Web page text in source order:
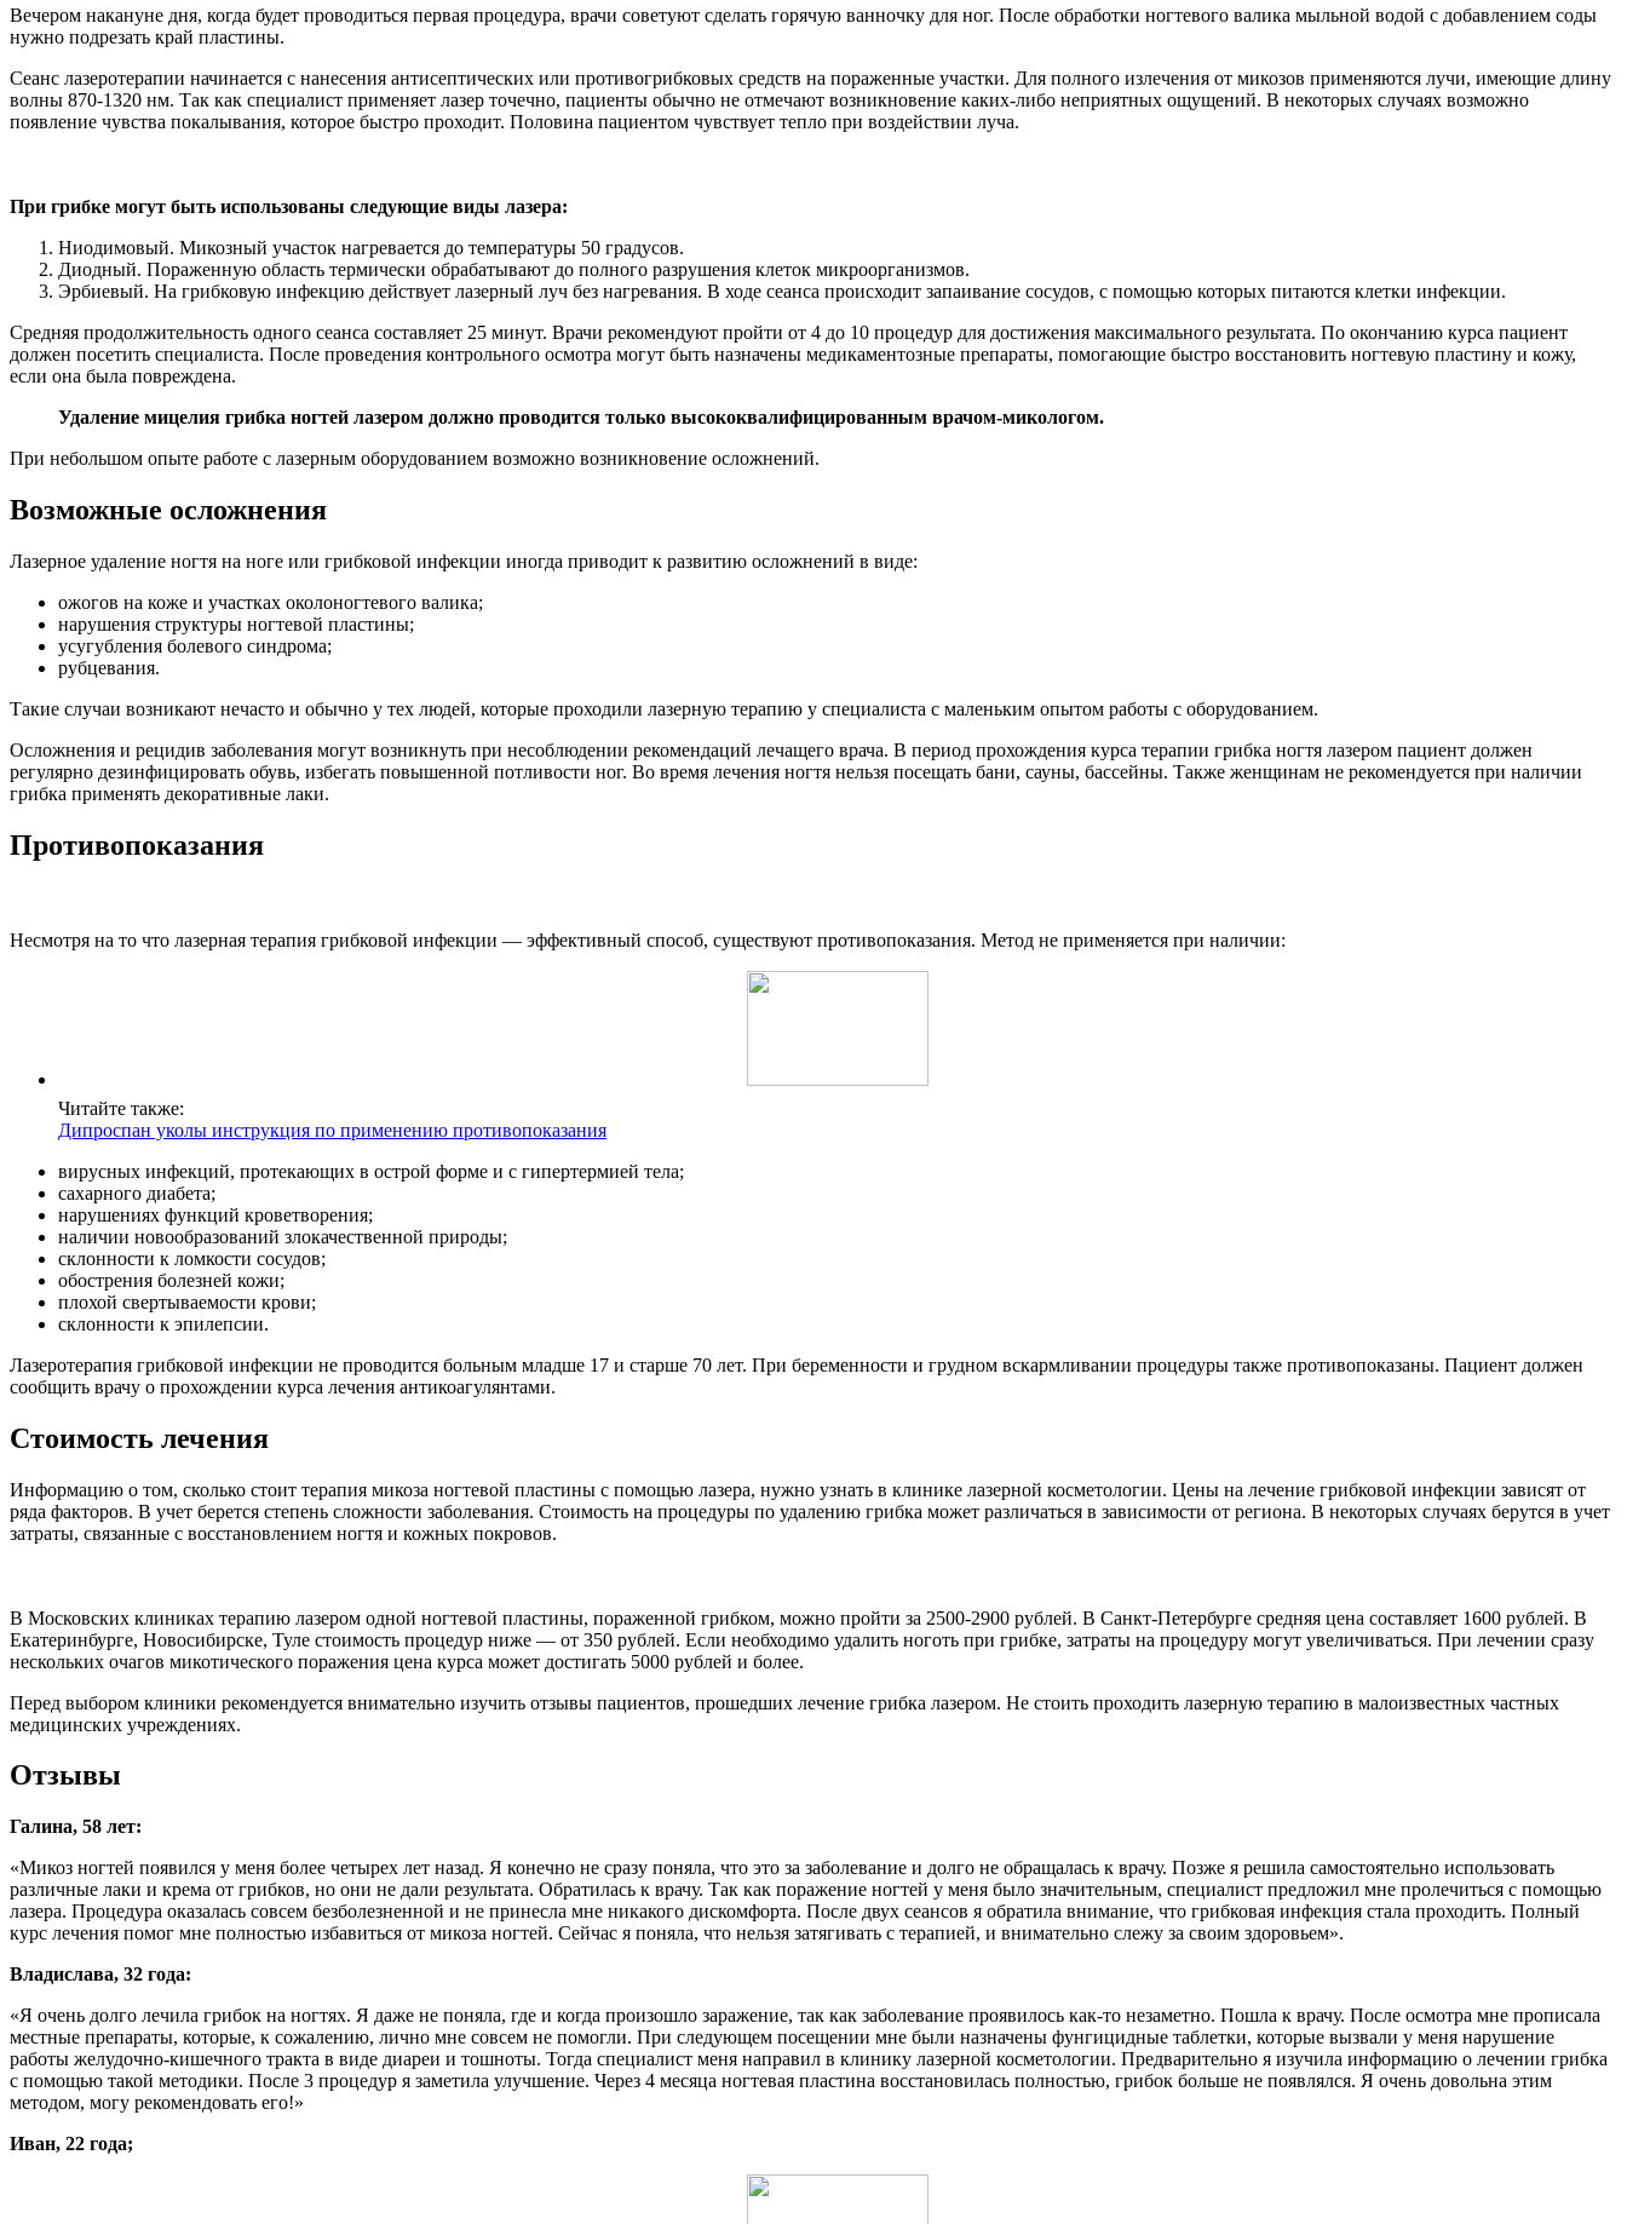
Вечером накануне дня, когда будет проводиться первая процедура, врачи советуют сделать горячую ванночку для ног. После обработки ногтевого валика мыльной водой с добавлением соды
нужно подрезать край пластины.
Сеанс лазеротерапии начинается с нанесения антисептических или противогрибковых средств на пораженные участки. Для полного излечения от микозов применяются лучи, имеющие длину
волны 870-1320 нм. Так как специалист применяет лазер точечно, пациенты обычно не отмечают возникновение каких-либо неприятных ощущений. В некоторых случаях возможно
появление чувства покалывания, которое быстро проходит. Половина пациентом чувствует тепло при воздействии луча.
При грибке могут быть использованы следующие виды лазера:
Ниодимовый. Микозный участок нагревается до температуры 50 градусов.
Диодный. Пораженную область термически обрабатывают до полного разрушения клеток микроорганизмов.
Эрбиевый. На грибковую инфекцию действует лазерный луч без нагревания. В ходе сеанса происходит запаивание сосудов, с помощью которых питаются клетки инфекции.
Средняя продолжительность одного сеанса составляет 25 минут. Врачи рекомендуют пройти от 4 до 10 процедур для достижения максимального результата. По окончанию курса пациент
должен посетить специалиста. После проведения контрольного осмотра могут быть назначены медикаментозные препараты, помогающие быстро восстановить ногтевую пластину и кожу,
если она была повреждена.
Удаление мицелия грибка ногтей лазером должно проводится только высококвалифицированным врачом-микологом.
При небольшом опыте работе с лазерным оборудованием возможно возникновение осложнений.
Возможные осложнения
Лазерное удаление ногтя на ноге или грибковой инфекции иногда приводит к развитию осложнений в виде:
ожогов на коже и участках околоногтевого валика;
нарушения структуры ногтевой пластины;
усугубления болевого синдрома;
рубцевания.
Такие случаи возникают нечасто и обычно у тех людей, которые проходили лазерную терапию у специалиста с маленьким опытом работы с оборудованием.
Осложнения и рецидив заболевания могут возникнуть при несоблюдении рекомендаций лечащего врача. В период прохождения курса терапии грибка ногтя лазером пациент должен
регулярно дезинфицировать обувь, избегать повышенной потливости ног. Во время лечения ногтя нельзя посещать бани, сауны, бассейны. Также женщинам не рекомендуется при наличии
грибка применять декоративные лаки.
Противопоказания
Несмотря на то что лазерная терапия грибковой инфекции — эффективный способ, существуют противопоказания. Метод не применяется при наличии:
Читайте также:
Дипроспан уколы инструкция по применению противопоказания
вирусных инфекций, протекающих в острой форме и с гипертермией тела;
сахарного диабета;
нарушениях функций кроветворения;
наличии новообразований злокачественной природы;
склонности к ломкости сосудов;
обострения болезней кожи;
плохой свертываемости крови;
склонности к эпилепсии.
Лазеротерапия грибковой инфекции не проводится больным младше 17 и старше 70 лет. При беременности и грудном вскармливании процедуры также противопоказаны. Пациент должен
сообщить врачу о прохождении курса лечения антикоагулянтами.
Стоимость лечения
Информацию о том, сколько стоит терапия микоза ногтевой пластины с помощью лазера, нужно узнать в клинике лазерной косметологии. Цены на лечение грибковой инфекции зависят от
ряда факторов. В учет берется степень сложности заболевания. Стоимость на процедуры по удалению грибка может различаться в зависимости от региона. В некоторых случаях берутся в учет
затраты, связанные с восстановлением ногтя и кожных покровов.
В Московских клиниках терапию лазером одной ногтевой пластины, пораженной грибком, можно пройти за 2500-2900 рублей. В Санкт-Петербурге средняя цена составляет 1600 рублей. В
Екатеринбурге, Новосибирске, Туле стоимость процедур ниже — от 350 рублей. Если необходимо удалить ноготь при грибке, затраты на процедуру могут увеличиваться. При лечении сразу
нескольких очагов микотического поражения цена курса может достигать 5000 рублей и более.
Перед выбором клиники рекомендуется внимательно изучить отзывы пациентов, прошедших лечение грибка лазером. Не стоить проходить лазерную терапию в малоизвестных частных
медицинских учреждениях.
Отзывы
Галина, 58 лет:
«Микоз ногтей появился у меня более четырех лет назад. Я конечно не сразу поняла, что это за заболевание и долго не обращалась к врачу. Позже я решила самостоятельно использовать
различные лаки и крема от грибков, но они не дали результата. Обратилась к врачу. Так как поражение ногтей у меня было значительным, специалист предложил мне пролечиться с помощью
лазера. Процедура оказалась совсем безболезненной и не принесла мне никакого дискомфорта. После двух сеансов я обратила внимание, что грибковая инфекция стала проходить. Полный
курс лечения помог мне полностью избавиться от микоза ногтей. Сейчас я поняла, что нельзя затягивать с терапией, и внимательно слежу за своим здоровьем».
Владислава, 32 года:
«Я очень долго лечила грибок на ногтях. Я даже не поняла, где и когда произошло заражение, так как заболевание проявилось как-то незаметно. Пошла к врачу. После осмотра мне прописала
местные препараты, которые, к сожалению, лично мне совсем не помогли. При следующем посещении мне были назначены фунгицидные таблетки, которые вызвали у меня нарушение
работы желудочно-кишечного тракта в виде диареи и тошноты. Тогда специалист меня направил в клинику лазерной косметологии. Предварительно я изучила информацию о лечении грибка
с помощью такой методики. После 3 процедур я заметила улучшение. Через 4 месяца ногтевая пластина восстановилась полностью, грибок больше не появлялся. Я очень довольна этим
методом, могу рекомендовать его!»
Иван, 22 года;